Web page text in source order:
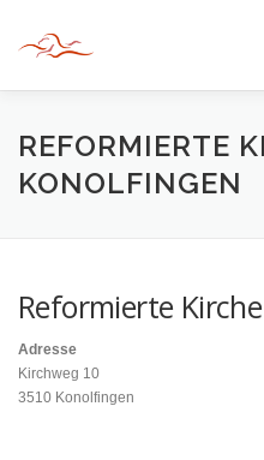
springen
HERZLICH WILLKOMMEN
INFORMATIONEN
REFORMIERTE
KONOLFINGEN
Reformierte
Adresse
Kirchweg 10
3510 Konolfingen